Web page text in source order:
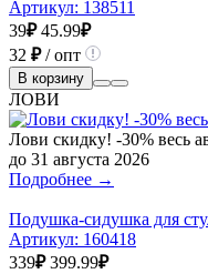
Артикул: 138511
39₽ 45.99₽
32 ₽/ опт
В корзину
ЛОВИ
Лови скидку! -30% весь
до 31 августа 2026
Подробнее →
Подушка-сидушка для
Артикул: 160418
339₽ 399.99₽